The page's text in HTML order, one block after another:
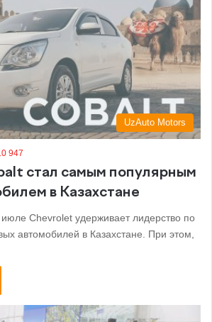
UzAuto Motors
947
стал самым популярным
в Казахстане
Chevrolet удерживает лидерство по
автомобилей в Казахстане. При этом,